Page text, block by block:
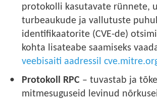
protokolli kasutavate rünnete,
turbeaukude ja vallutuste
identifikaatorite (CVE-de)
kohta lisateabe saamiseks
veebisaiti aadressil
Protokoll RPC – tuvastab ja
mitmesuguseid levinud